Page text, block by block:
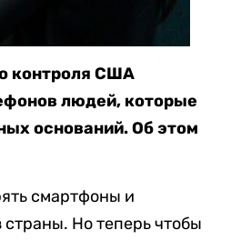
контроля США
людей, которые
оснований. Об этом
смартфоны и
Но теперь чтобы